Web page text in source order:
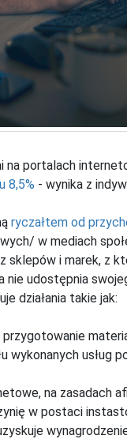
na portalach
8,5% - wynika z
ryczałtem od
w mediach
i marek, z
nie udostępnia
działania takie jak:
wykonanych usług
na zasadach
w postaci